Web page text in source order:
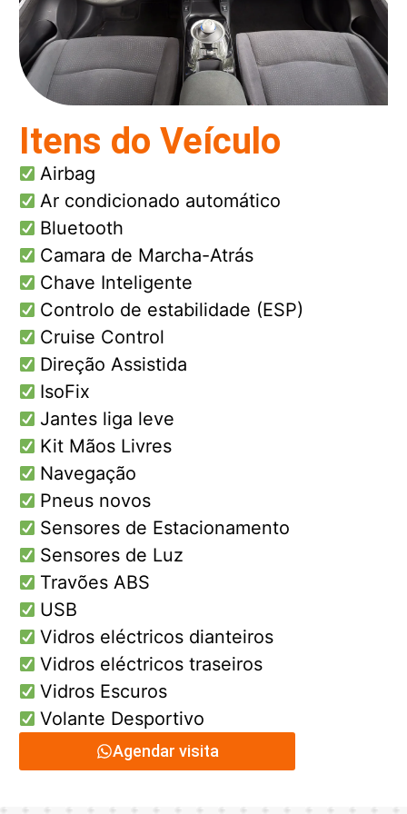
Itens do Veículo
Airbag
Ar condicionado automático
Bluetooth
Camara de Marcha-Atrás
Chave Inteligente
Controlo de estabilidade (ESP)
Cruise Control
Direção Assistida
IsoFix
Jantes liga leve
Kit Mãos Livres
Navegação
Pneus novos
Sensores de Estacionamento
Sensores de Luz
Travões ABS
USB
Vidros eléctricos dianteiros
Vidros eléctricos traseiros
Vidros Escuros
Volante Desportivo
Agendar visita